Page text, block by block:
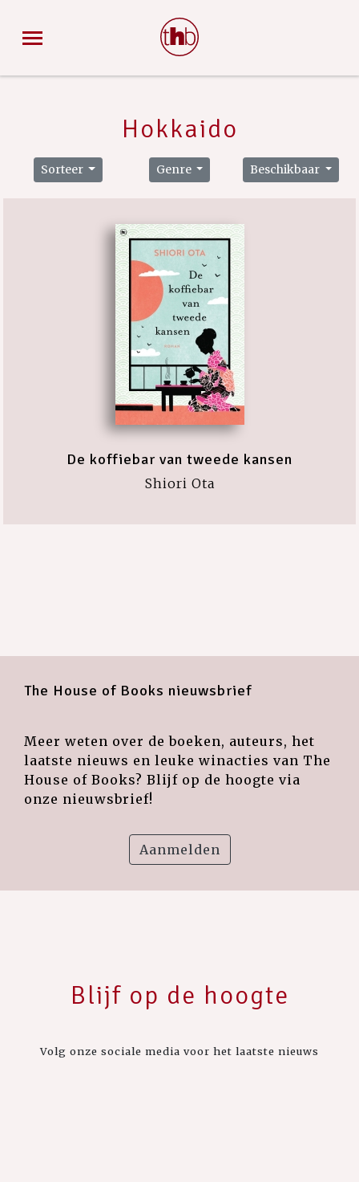
Hokkaido
Sorteer Genre Beschikbaar
De koffiebar van tweede kansen
Shiori Ota
The House of Books nieuwsbrief
Meer weten over de boeken, auteurs, het
laatste nieuws en leuke winacties van The
House of Books? Blijf op de hoogte via
onze nieuwsbrief!
Aanmelden
Blijf op de hoogte
Volg onze sociale media voor het laatste nieuws